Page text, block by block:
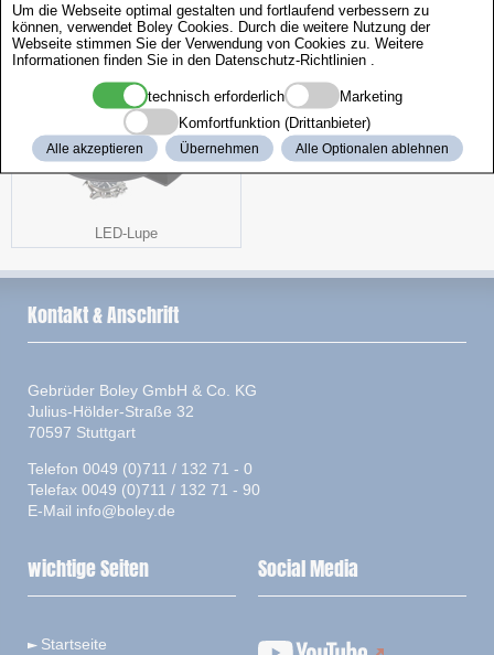
Minigrip-Beutel Benzindosen
LED-Lupe
Um die Webseite optimal gestalten und fortlaufend verbessern zu
können, verwendet Boley Cookies. Durch die weitere Nutzung der
Webseite stimmen Sie der Verwendung von Cookies zu. Weitere
Informationen finden Sie in den Datenschutz-Richtlinien
technisch erforderlich
Marketing
Komfortfunktion (Drittanbieter)
Alle akzeptieren Übernehmen Alle Optionalen ablehnen
Kontakt & Anschrift
Gebrüder Boley GmbH & Co. KG
Julius-Hölder-Straße 32
70597 Stuttgart
Telefon 0049 (0)711 / 132 71 - 0
Telefax 0049 (0)711 / 132 71 - 90
E-Mail info@boley.de
wichtige Seiten
Startseite
Social Media